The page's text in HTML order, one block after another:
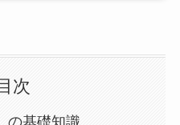
次
の基礎知識